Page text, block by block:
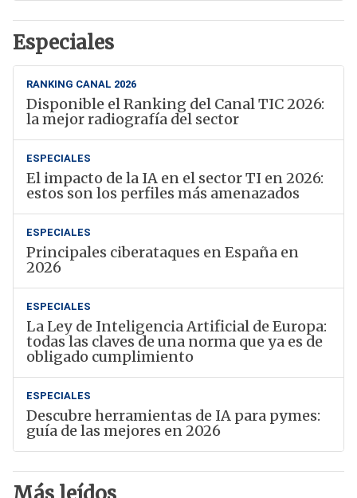
Especiales
RANKING CANAL 2026
Disponible el Ranking del Canal TIC 2026:
la mejor radiografía del sector
ESPECIALES
El impacto de la IA en el sector TI en 2026:
estos son los perfiles más amenazados
ESPECIALES
Principales ciberataques en España en
2026
ESPECIALES
La Ley de Inteligencia Artificial de Europa:
todas las claves de una norma que ya es de
obligado cumplimiento
ESPECIALES
Descubre herramientas de IA para pymes:
guía de las mejores en 2026